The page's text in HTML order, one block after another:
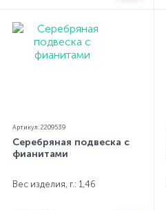
Артикул: 2209539
Серебряная подвеска с
фианитами
Вес изделия, г.: 1,46